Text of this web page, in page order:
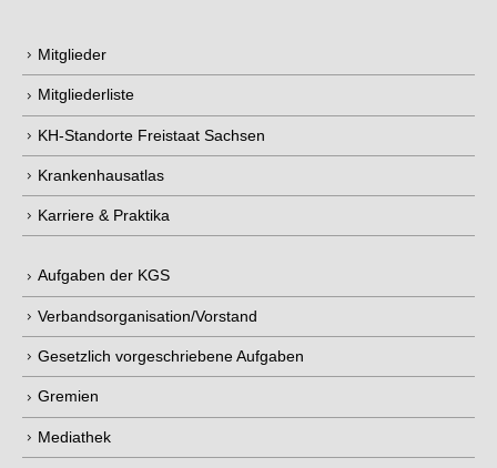
Mitglieder
Mitgliederliste
KH-Standorte Freistaat Sachsen
Krankenhausatlas
Karriere & Praktika
Aufgaben der KGS
Verbandsorganisation/Vorstand
Gesetzlich vorgeschriebene Aufgaben
Gremien
Mediathek